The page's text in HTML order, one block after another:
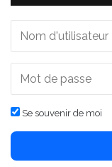
Se souvenir de moi